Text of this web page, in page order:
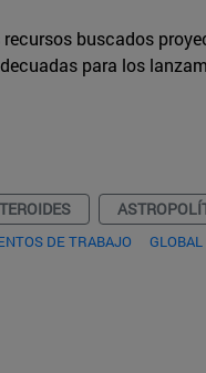
buscados
para los
DE TRABAJO GLOBAL